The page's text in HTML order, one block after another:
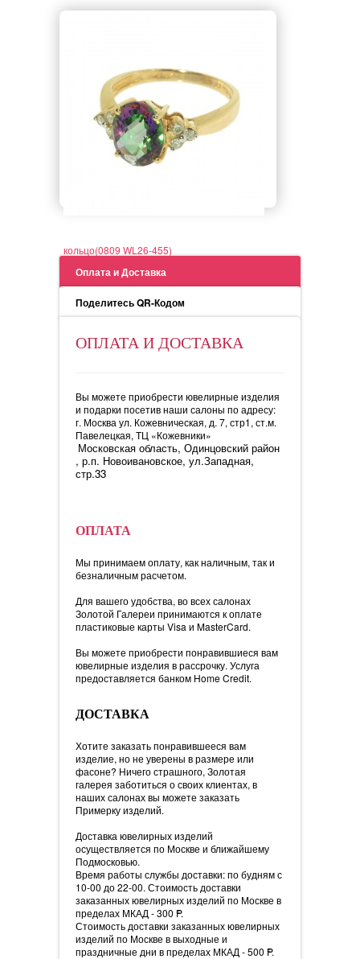
кольцо(0809 WL26-455)
Оплата и Доставка
Поделитесь QR-Кодом
ОПЛАТА И ДОСТАВКА
Вы можете приобрести ювелирные изделия
и подарки посетив наши салоны по адресу:
г. Москва ул. Кожевническая, д. 7, стр1, ст.м.
Павелецкая, ТЦ «Кожевники»
Московская область, Одинцовский район
, р.п. Новоивановское, ул.Западная,
стр.33
ОПЛАТА
Мы принимаем оплату, как наличным, так и
безналичным расчетом.
Для вашего удобства, во всех салонах
Золотой Галереи принимаются к оплате
пластиковые карты Visa и MasterCard.
Вы можете приобрести понравившиеся вам
ювелирные изделия в рассрочку. Услуга
предоставляется банком Home Credit.
ДОСТАВКА
Хотите заказать понравившееся вам
изделие, но не уверены в размере или
фасоне? Ничего страшного, Золотая
галерея заботиться о своих клиентах, в
наших салонах вы можете заказать
Примерку изделий.
Доставка ювелирных изделий
осуществляется по Москве и ближайшему
Подмосковью.
Время работы службы доставки: по будням с
10-00 до 22-00. Стоимость доставки
заказанных ювелирных изделий по Москве в
пределах МКАД - 300 =
P.
Стоимость доставки заказанных ювелирных
изделий по Москве в выходные и
праздничные дни в пределах МКАД - 500 =
P.